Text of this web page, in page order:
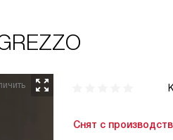
Снят с